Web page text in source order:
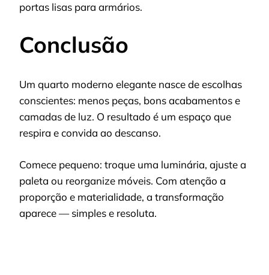
portas lisas para armários.
Conclusão
Um quarto moderno elegante nasce de escolhas
conscientes: menos peças, bons acabamentos e
camadas de luz. O resultado é um espaço que
respira e convida ao descanso.
Comece pequeno: troque uma luminária, ajuste a
paleta ou reorganize móveis. Com atenção a
proporção e materialidade, a transformação
aparece — simples e resoluta.